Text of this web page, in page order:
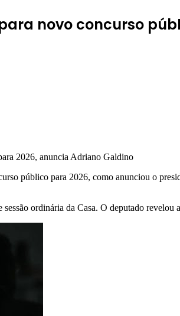
novo concurso
público para 2026, como anunciou o
ordinária da Casa. O deputado